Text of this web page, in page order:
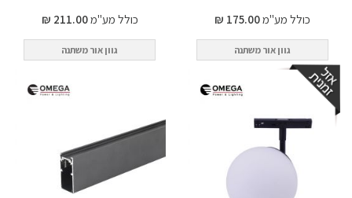
כולל מע"מ175.00 ₪
גוון אור משתנה
כולל מע"מ211.00 ₪
גוון אור משתנה